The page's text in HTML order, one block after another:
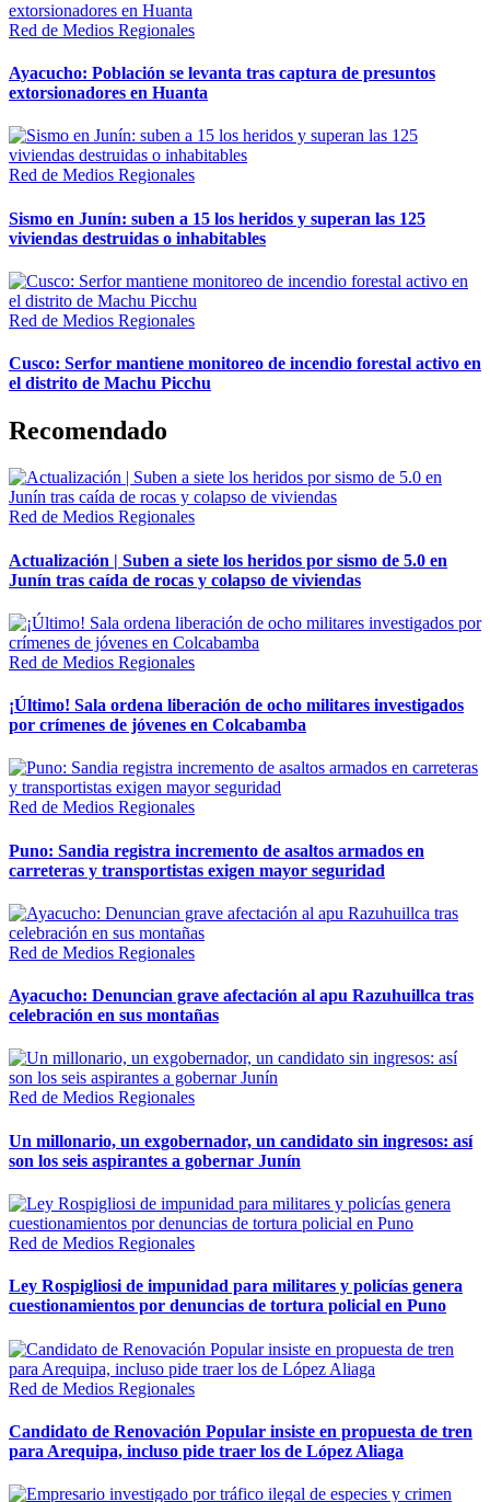
Red de Medios Regionales
Ayacucho: Población se levanta tras captura de presuntos
extorsionadores en Huanta
Red de Medios Regionales
Sismo en Junín: suben a 15 los heridos y superan las 125
viviendas destruidas o inhabitables
Red de Medios Regionales
Cusco: Serfor mantiene monitoreo de incendio forestal activo en
el distrito de Machu Picchu
Recomendado
Red de Medios Regionales
Actualización | Suben a siete los heridos por sismo de 5.0 en
Junín tras caída de rocas y colapso de viviendas
Red de Medios Regionales
¡Último! Sala ordena liberación de ocho militares investigados
por crímenes de jóvenes en Colcabamba
Red de Medios Regionales
Puno: Sandia registra incremento de asaltos armados en
carreteras y transportistas exigen mayor seguridad
Red de Medios Regionales
Ayacucho: Denuncian grave afectación al apu Razuhuillca tras
celebración en sus montañas
Red de Medios Regionales
Un millonario, un exgobernador, un candidato sin ingresos: así
son los seis aspirantes a gobernar Junín
Red de Medios Regionales
Ley Rospigliosi de impunidad para militares y policías genera
cuestionamientos por denuncias de tortura policial en Puno
Red de Medios Regionales
Candidato de Renovación Popular insiste en propuesta de tren
para Arequipa, incluso pide traer los de López Aliaga